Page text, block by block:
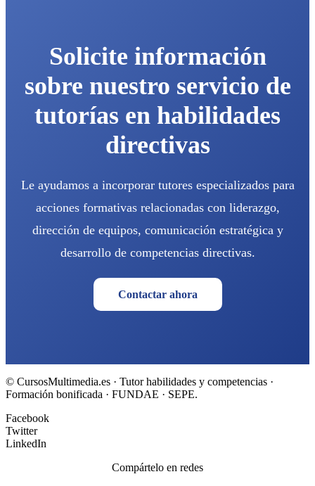
Solicite información
sobre nuestro servicio de
tutorías en habilidades
directivas
Le ayudamos a incorporar tutores especializados para
acciones formativas relacionadas con liderazgo,
dirección de equipos, comunicación estratégica y
desarrollo de competencias directivas.
Contactar ahora
© CursosMultimedia.es · Tutor habilidades y competencias ·
Formación bonificada · FUNDAE · SEPE.
Facebook
Twitter
LinkedIn
Compártelo en redes